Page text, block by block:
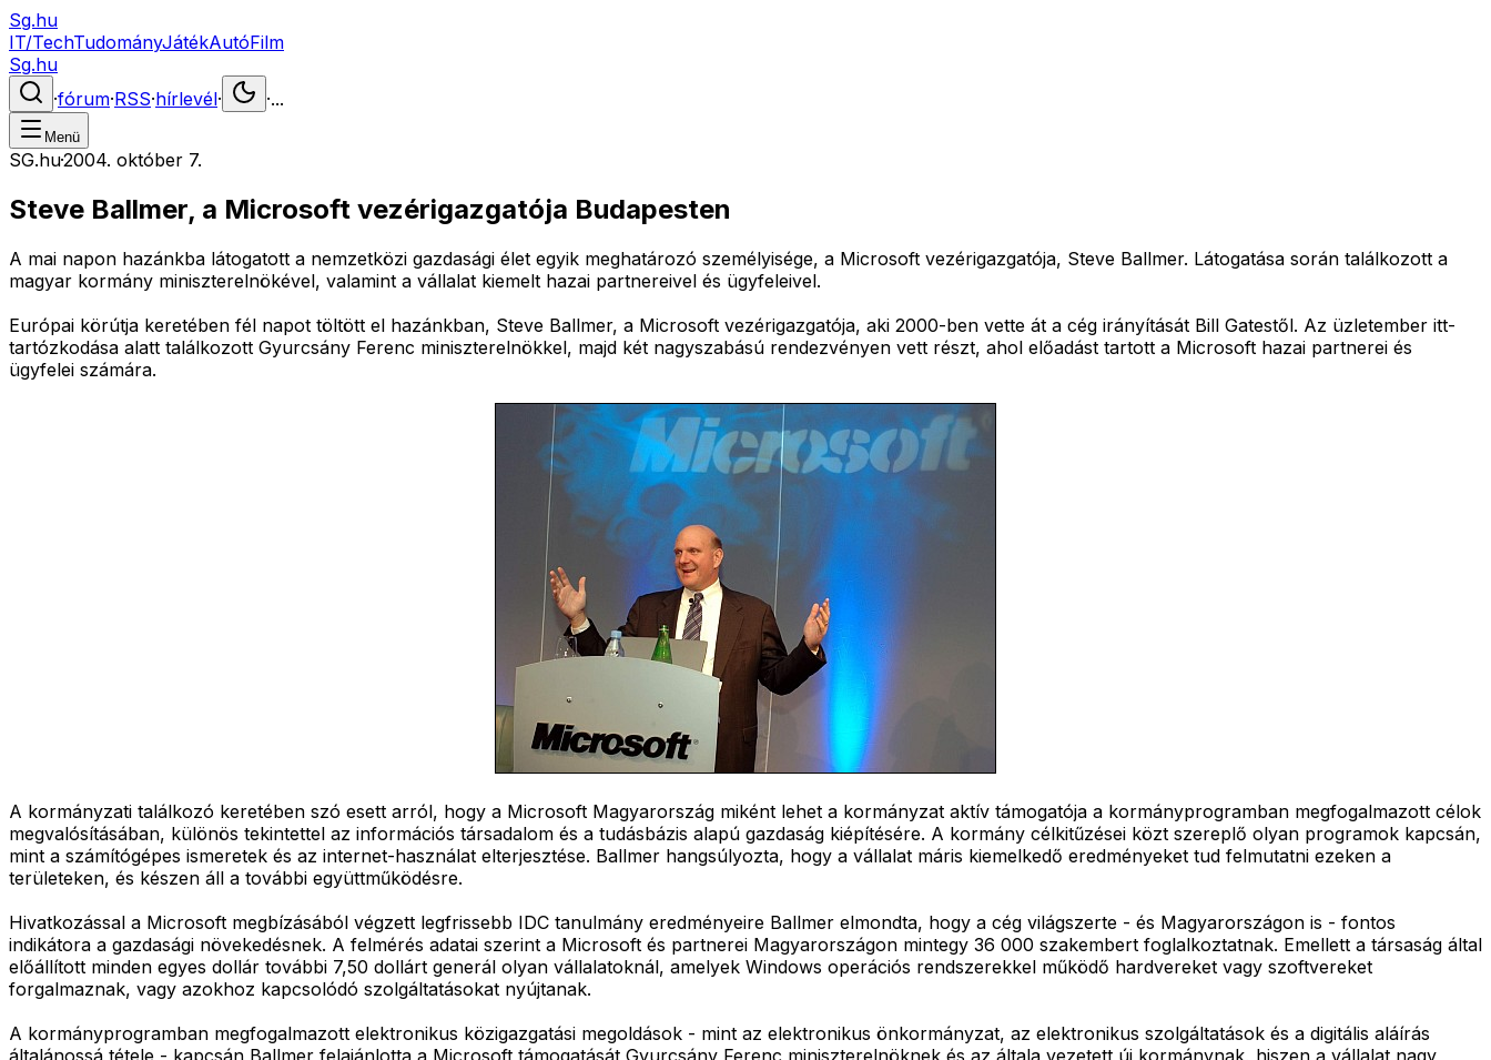
Sg.hu
IT/TechTudományJátékAutóFilm
Sg.hu
·fórum·RSS·hírlevél· ·...
Menü
SG.hu·2004. október 7.
Steve Ballmer, a Microsoft vezérigazgatója Budapesten
A mai napon hazánkba látogatott a nemzetközi gazdasági élet egyik meghatározó személyisége, a Microsoft vezérigazgatója, Steve Ballmer. Látogatása során találkozott a
magyar kormány miniszterelnökével, valamint a vállalat kiemelt hazai partnereivel és ügyfeleivel.
Európai körútja keretében fél napot töltött el hazánkban, Steve Ballmer, a Microsoft vezérigazgatója, aki 2000-ben vette át a cég irányítását Bill Gatestől. Az üzletember itt-
tartózkodása alatt találkozott Gyurcsány Ferenc miniszterelnökkel, majd két nagyszabású rendezvényen vett részt, ahol előadást tartott a Microsoft hazai partnerei és
ügyfelei számára.
A kormányzati találkozó keretében szó esett arról, hogy a Microsoft Magyarország miként lehet a kormányzat aktív támogatója a kormányprogramban megfogalmazott célok
megvalósításában, különös tekintettel az információs társadalom és a tudásbázis alapú gazdaság kiépítésére. A kormány célkitűzései közt szereplő olyan programok kapcsán,
mint a számítógépes ismeretek és az internet-használat elterjesztése. Ballmer hangsúlyozta, hogy a vállalat máris kiemelkedő eredményeket tud felmutatni ezeken a
területeken, és készen áll a további együttműködésre.
Hivatkozással a Microsoft megbízásából végzett legfrissebb IDC tanulmány eredményeire Ballmer elmondta, hogy a cég világszerte - és Magyarországon is - fontos
indikátora a gazdasági növekedésnek. A felmérés adatai szerint a Microsoft és partnerei Magyarországon mintegy 36 000 szakembert foglalkoztatnak. Emellett a társaság által
előállított minden egyes dollár további 7,50 dollárt generál olyan vállalatoknál, amelyek Windows operációs rendszerekkel működő hardvereket vagy szoftvereket
forgalmaznak, vagy azokhoz kapcsolódó szolgáltatásokat nyújtanak.
A kormányprogramban megfogalmazott elektronikus közigazgatási megoldások - mint az elektronikus önkormányzat, az elektronikus szolgáltatások és a digitális aláírás
általánossá tétele - kapcsán Ballmer felajánlotta a Microsoft támogatását Gyurcsány Ferenc miniszterelnöknek és az általa vezetett új kormánynak, hiszen a vállalat nagy